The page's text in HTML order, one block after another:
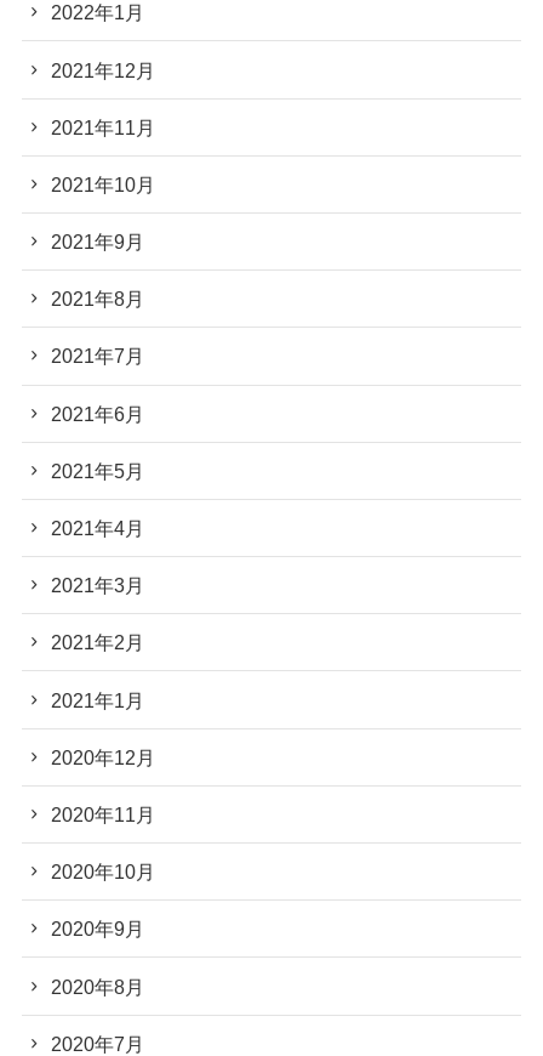
2022年1月
2021年12月
2021年11月
2021年10月
2021年9月
2021年8月
2021年7月
2021年6月
2021年5月
2021年4月
2021年3月
2021年2月
2021年1月
2020年12月
2020年11月
2020年10月
2020年9月
2020年8月
2020年7月